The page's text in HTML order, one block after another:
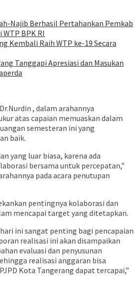
Najib Berhasil Pertahankan Pemkab
BPK RI
Kembali Raih WTP ke-19 Secara
Tanggapi Apresiasi dan Masukan
, dalam arahannya
atas capaian memuaskan dalam
semesteran ini yang
baik.
yang luar biasa, karena ada
bersama untuk percepatan,”
pada acara penutupan
pentingnya kolaborasi dan
mencapai target yang ditetapkan.
ini sangat penting bagi pencapaian
realisasi ini akan disampaikan
evaluasi dan penyusunan
realisasi anggaran bisa
Kota Tangerang dapat tercapai,”